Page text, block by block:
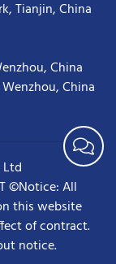
Tianjin, China
China
China
Ltd
©Notice: All
this website
of contract.
notice.